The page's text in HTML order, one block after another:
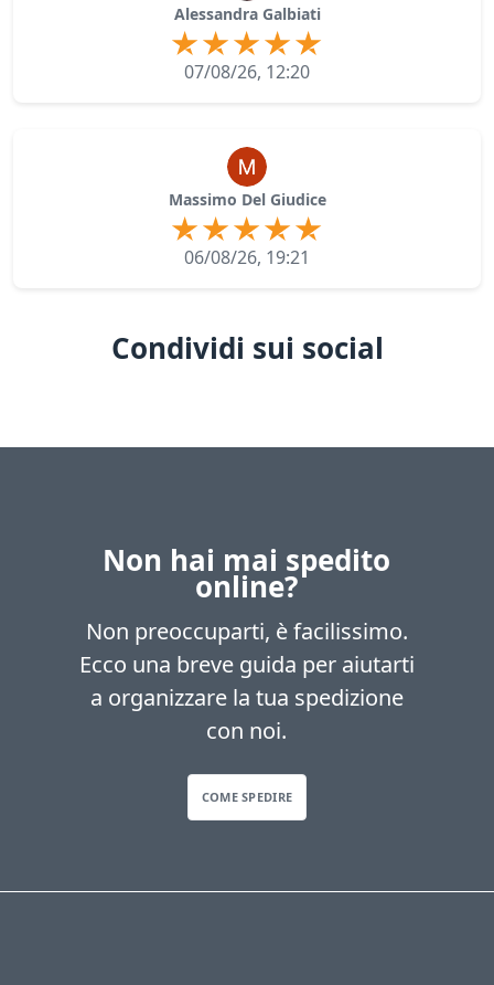
Alessandra Galbiati
07/08/26, 12:20
Massimo Del Giudice
06/08/26, 19:21
Condividi sui social
Non hai mai spedito
online?
Non preoccuparti, è facilissimo.
Ecco una breve guida per aiutarti
a organizzare la tua spedizione
con noi.
COME SPEDIRE